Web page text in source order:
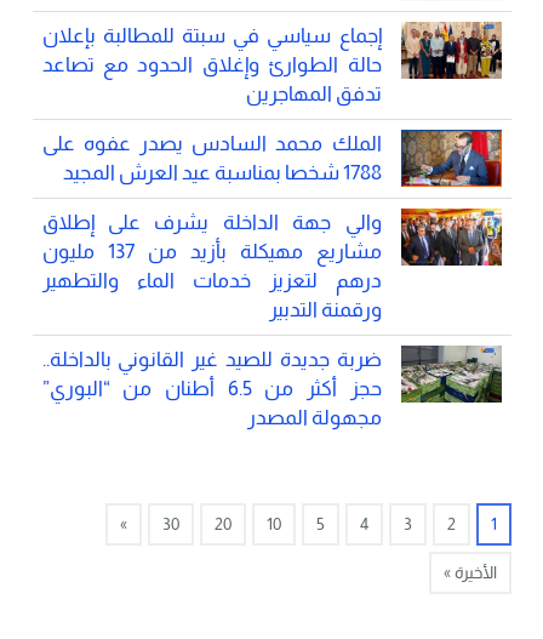
إجماع سياسي في سبتة للمطالبة بإعلان
حالة الطوارئ وإغلاق الحدود مع تصاعد
تدفق المهاجرين
الملك محمد السادس يصدر عفوه على
1788 شخصا بمناسبة عيد العرش المجيد
والي جهة الداخلة يشرف على إطلاق
مشاريع مهيكلة بأزيد من 137 مليون
درهم لتعزيز خدمات الماء والتطهير
ورقمنة التدبير
ضربة جديدة للصيد غير القانوني بالداخلة..
حجز أكثر من 6.5 أطنان من “البوري”
مجهولة المصدر
1
2
3
4
5
10
20
30
»
الأخيرة »